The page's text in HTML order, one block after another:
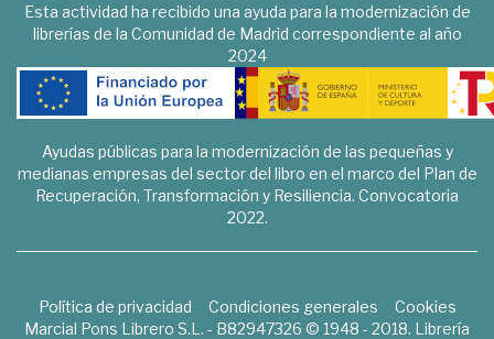
Esta actividad ha recibido una ayuda para la modernización de
librerías de la Comunidad de Madrid correspondiente al año
2024
Ayudas públicas para la modernización de las pequeñas y
medianas empresas del sector del libro en el marco del Plan de
Recuperación, Transformación y Resiliencia. Convocatoria
2022.
Política de privacidad Condiciones generales
Cookies
Marcial Pons Librero S.L. - B82947326 © 1948 - 2018. Librería